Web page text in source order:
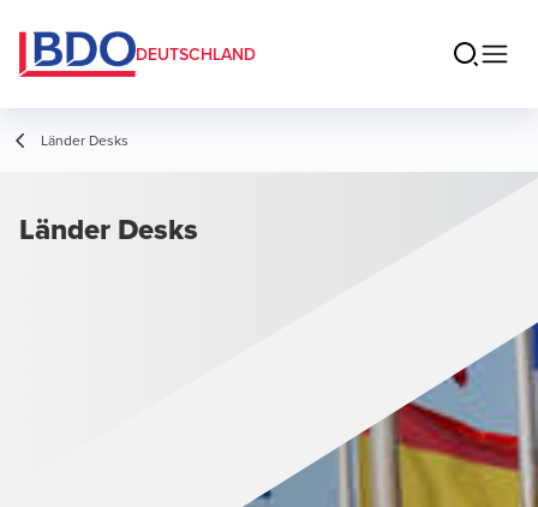
DEUTSCHLAND
Länder Desks
Länder Desks